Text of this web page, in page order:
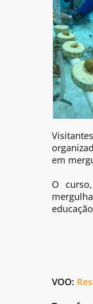
em
O
VOO: